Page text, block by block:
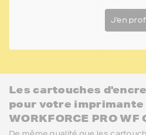
J'en
Les cartouches d'encre
pour votre imprimante
WORKFORCE PRO WF